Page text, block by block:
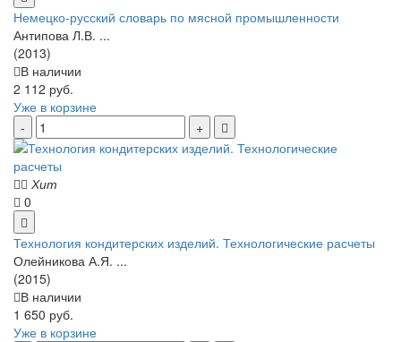
Немецко-русский словарь по мясной промышленности
Антипова Л.В. ...
(2013)
В наличии
2 112 руб.
Уже в корзине
Хит
0
Технология кондитерских изделий. Технологические расчеты
Олейникова А.Я. ...
(2015)
В наличии
1 650 руб.
Уже в корзине